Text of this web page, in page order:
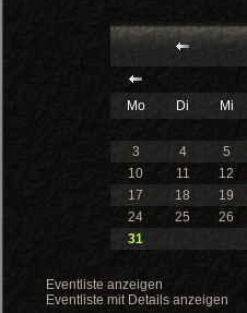
Mo
Di Mi
3
4 5
10
11 12
17
18 19
24
25 26
31
Eventliste anzeigen
Eventliste mit Details anzeigen